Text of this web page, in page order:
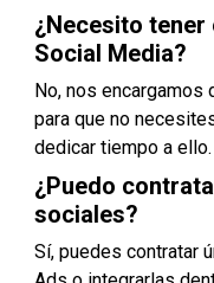
¿Necesito tener
Social Media?
No, nos
para que no
dedicar tiempo a ello.
¿Puedo
sociales?
Sí, puedes contratar